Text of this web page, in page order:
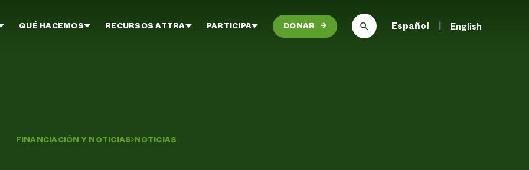
QUÉ HACEMOS RECURSOS ATTRA PARTICIPA DONAR → Español English
FINANCIACIÓN Y NOTICIAS NOTICIAS